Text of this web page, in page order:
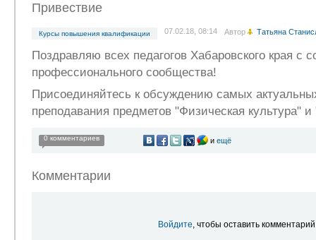
Привествие
Курсы повышения квалификации 07.02.18, 08:14 Автор Татьяна
Поздравляю всех педагогов Хабаровского края с
профессионального сообщества!
Присоединяйтесь к обсуждению самых
преподавания предметов "Физическая культура"
0 комментариев и ещё
Комментарии
Войдите, чтобы оставить комментарий